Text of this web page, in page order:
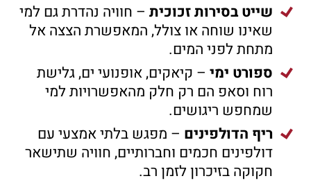
שייט בסירות זכוכית– חוויה נהדרת גם למי
שאינו שוחה או צולל, המאפשרת הצצה אל
מתחת לפני המים.
ספורט ימי– קיאקים, אופנועי ים, גלישת
רוח וסאפ הם רק חלק מהאפשרויות למי
שמחפש ריגושים.
ריף הדולפינים – מפגש בלתי אמצעי עם
דולפינים חכמים וחברותיים, חוויה שתישאר
חקוקה בזיכרון לזמן רב.